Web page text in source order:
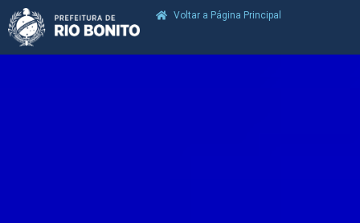
Voltar a Página Principal